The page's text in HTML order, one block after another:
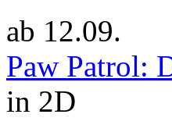
ab 12.09.
Paw Patrol:
in 2D